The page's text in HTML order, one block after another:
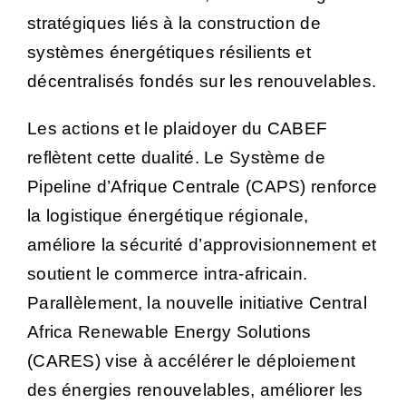
stratégiques liés à la construction de
systèmes énergétiques résilients et
décentralisés fondés sur les renouvelables.
Les actions et le plaidoyer du CABEF
reflètent cette dualité. Le Système de
Pipeline d’Afrique Centrale (CAPS) renforce
la logistique énergétique régionale,
améliore la sécurité d’approvisionnement et
soutient le commerce intra-africain.
Parallèlement, la nouvelle initiative Central
Africa Renewable Energy Solutions
(CARES) vise à accélérer le déploiement
des énergies renouvelables, améliorer les